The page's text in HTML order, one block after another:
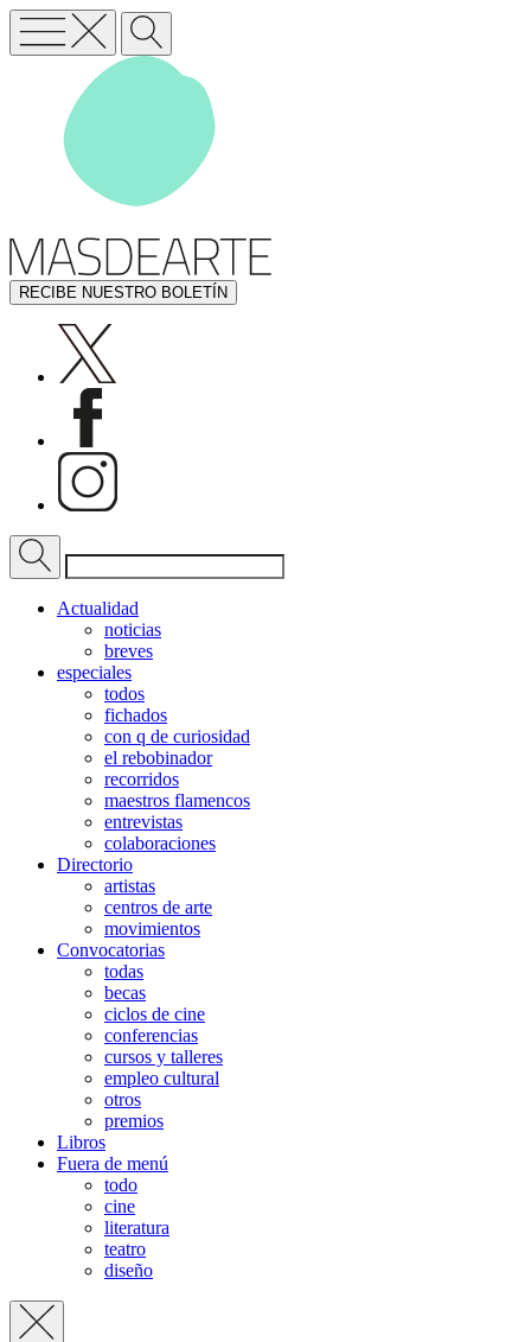
RECIBE NUESTRO BOLETÍN
Actualidad
noticias
breves
especiales
todos
fichados
con q de curiosidad
el rebobinador
recorridos
maestros flamencos
entrevistas
colaboraciones
Directorio
artistas
centros de arte
movimientos
Convocatorias
todas
becas
ciclos de cine
conferencias
cursos y talleres
empleo cultural
otros
premios
Libros
Fuera de menú
todo
cine
literatura
teatro
diseño